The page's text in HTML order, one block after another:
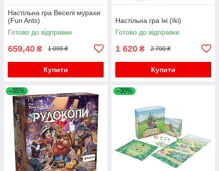
Настільна гра Веселі мурахи
(Fun Ants)
Готово до відправки
659,40 ₴ 1 099 ₴
Купити
Настільна гра Ікі (Iki)
Готово до відправки
1 620 ₴ 2 700 ₴
Купити
–35% –30%